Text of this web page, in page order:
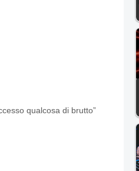
qualcosa di brutto”